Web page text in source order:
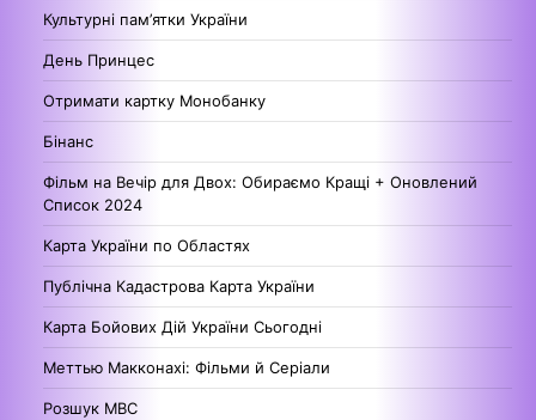
Культурні пам’ятки України
День Принцес
Отримати картку Монобанку
Бінанс
Фільм на Вечір для Двох: Обираємо Кращі + Оновлений
Список 2024
Карта України по Областях
Публічна Кадастрова Карта України
Карта Бойових Дій України Сьогодні
Меттью Макконахі: Фільми й Серіали
Розшук МВС